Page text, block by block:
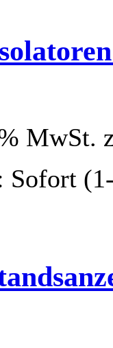
MwSt.